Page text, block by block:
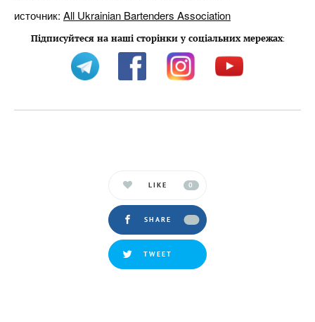
источник: All Ukrainian Bartenders Association
Підписуйтеся на наші сторінки у соціальних мережах:
LIKE 0
SHARE
TWEET